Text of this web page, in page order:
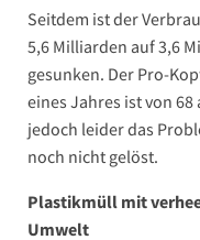
Seitdem ist der
5,6 Milliarden auf 3,6
gesunken. Der Pro-
eines Jahres ist von
jedoch leider das
noch nicht gelöst.
Plastikmüll mit
Umwelt